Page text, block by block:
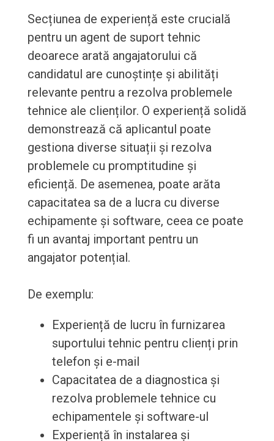
Secțiunea de experiență este crucială
pentru un agent de suport tehnic
deoarece arată angajatorului că
candidatul are cunoștințe și abilități
relevante pentru a rezolva problemele
tehnice ale clienților. O experiență solidă
demonstrează că aplicantul poate
gestiona diverse situații și rezolva
problemele cu promptitudine și
eficiență. De asemenea, poate arăta
capacitatea sa de a lucra cu diverse
echipamente și software, ceea ce poate
fi un avantaj important pentru un
angajator potențial.
De exemplu:
Experiență de lucru în furnizarea
suportului tehnic pentru clienți prin
telefon și e-mail
Capacitatea de a diagnostica și
rezolva problemele tehnice cu
echipamentele și software-ul
Experiență în instalarea și